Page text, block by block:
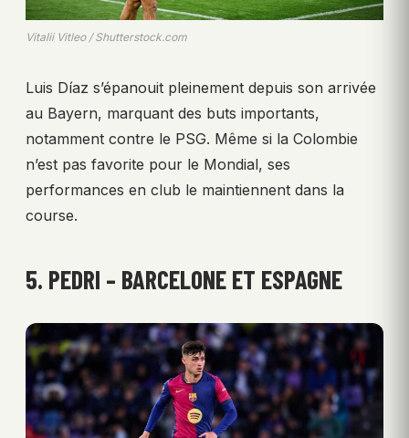
Vitalii Vitleo / Shutterstock.com
Luis Díaz s’épanouit pleinement depuis son arrivée
au Bayern, marquant des buts importants,
notamment contre le PSG. Même si la Colombie
n’est pas favorite pour le Mondial, ses
performances en club le maintiennent dans la
course.
5. PEDRI – BARCELONE ET ESPAGNE